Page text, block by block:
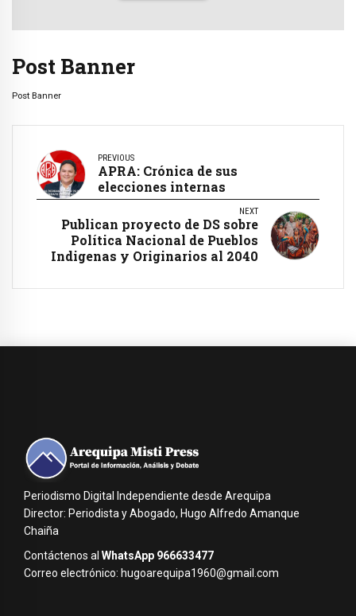
Post Banner
Post Banner
PREVIOUS
APRA: Crónica de sus
elecciones internas
NEXT
Publican proyecto de DS sobre
Política Nacional de Pueblos
Indigenas y Originarios al 2040
Periodismo Digital Independiente desde Arequipa
Director: Periodista y Abogado, Hugo Alfredo Amanque
Chaiña
Contáctenos al WhatsApp 966633477
Correo electrónico: hugoarequipa1960@gmail.com